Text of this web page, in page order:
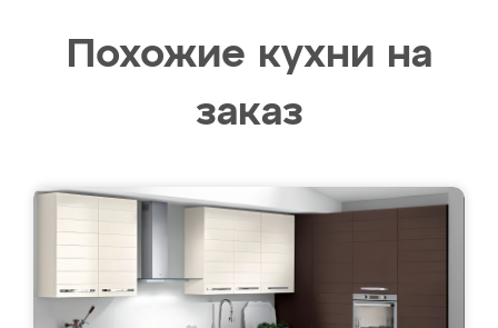
Похожие кухни на
заказ